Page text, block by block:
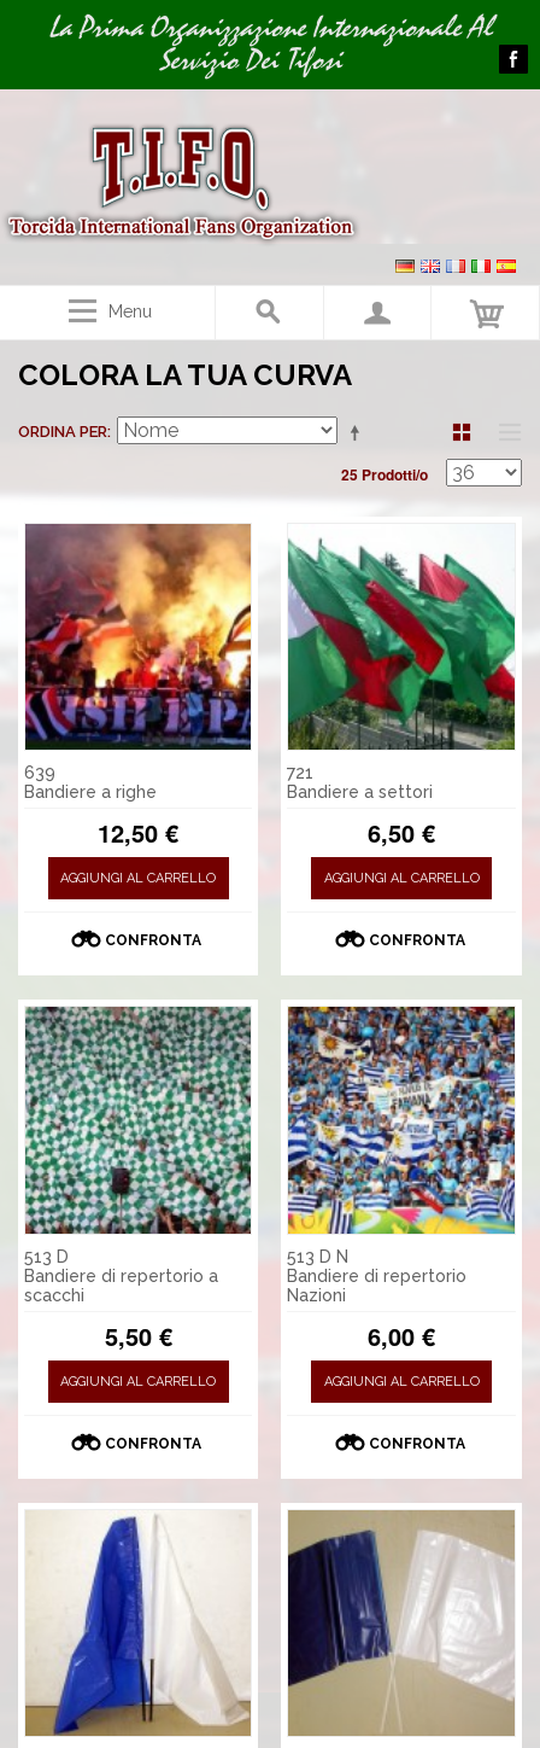
Image 01La Prima Organizzazione Internazionale Al
Servizio Dei Tifosi
Menu
COLORA LA TUA CURVA
ORDINA PER
25 Prodotti/o
639
Bandiere a righe
12,50 €
AGGIUNGI AL CARRELLO
CONFRONTA
721
Bandiere a settori
6,50 €
AGGIUNGI AL CARRELLO
CONFRONTA
513 D
Bandiere di repertorio a
scacchi
5,50 €
AGGIUNGI AL CARRELLO
CONFRONTA
513 D N
Bandiere di repertorio
Nazioni
6,00 €
AGGIUNGI AL CARRELLO
CONFRONTA